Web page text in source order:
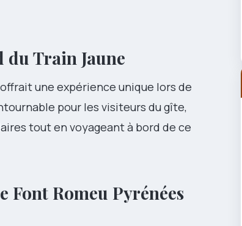
du Train Jaune
une expérience unique lors de
pour les visiteurs du gîte,
tout en voyageant à bord de ce
Font Romeu Pyrénées